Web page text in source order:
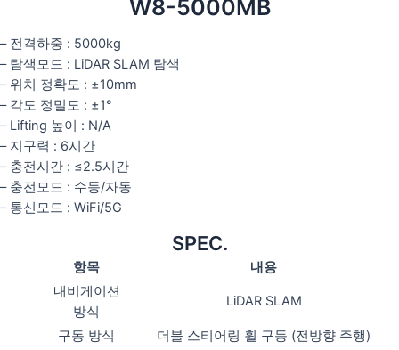
W8-5000MB
– 전격하중 : 5000kg
– 탐색모드 : LiDAR SLAM 탐색
– 위치 정확도 : ±10mm
– 각도 정밀도 : ±1°
– Lifting 높이 : N/A
– 지구력 : 6시간
– 충전시간 : ≤2.5시간
– 충전모드 : 수동/자동
– 통신모드 : WiFi/5G
SPEC.
항목 내용
내비게이션
방식
LiDAR SLAM
구동 방식
더블 스티어링 휠 구동 (전방향 주행)